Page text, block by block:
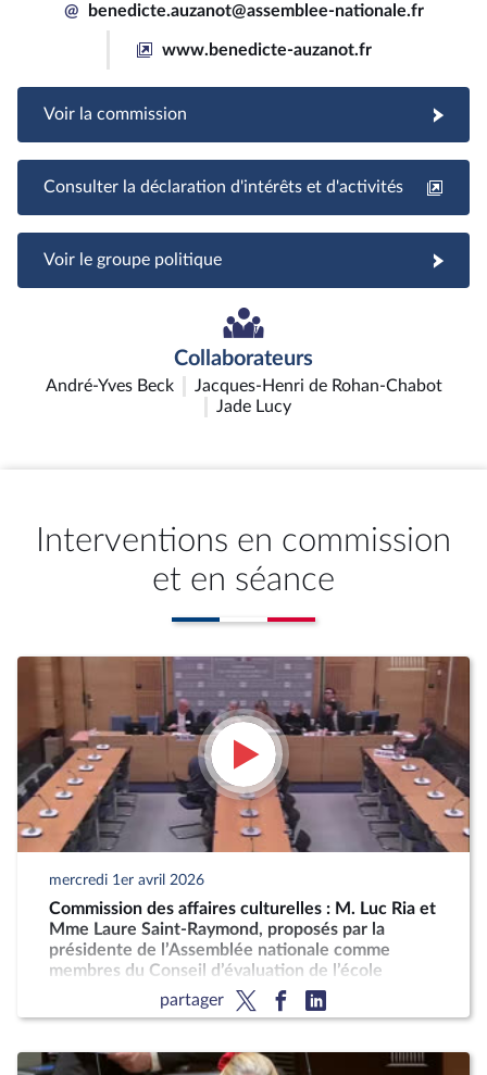
@ benedicte.auzanot@assemblee-nationale.fr
www.benedicte-auzanot.fr
Voir la commission
Consulter la déclaration d'intérêts et d'activités
Voir le groupe politique
Collaborateurs
André-Yves Beck
Jacques-Henri de Rohan-Chabot
Jade Lucy
Interventions en commission
et en séance
mercredi 1er avril 2026
Commission des affaires culturelles : M. Luc Ria et
Mme Laure Saint-Raymond, proposés par la
présidente de l’Assemblée nationale comme
membres du Conseil d’évaluation de l’école
partager